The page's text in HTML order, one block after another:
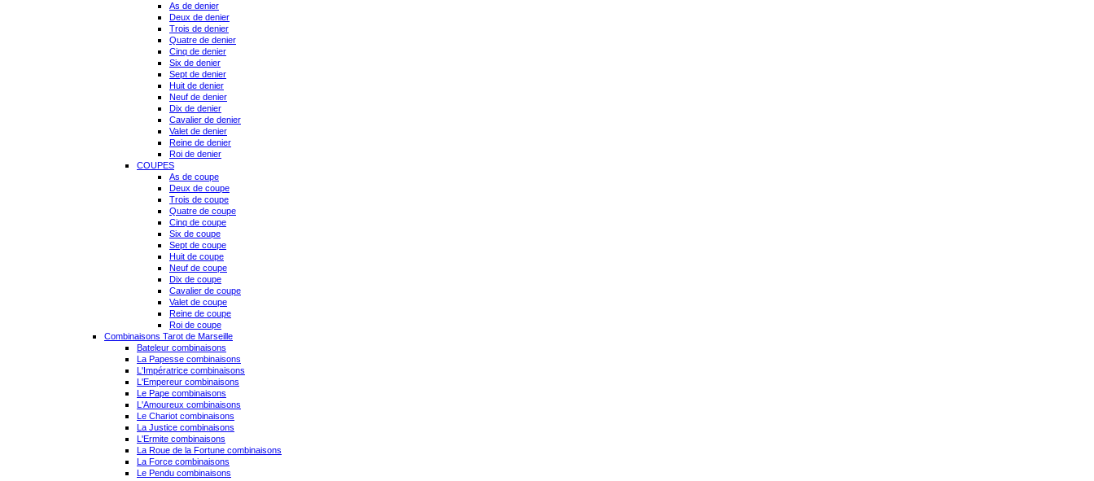
As de denier
Deux de denier
Trois de denier
Quatre de denier
Cinq de denier
Six de denier
Sept de denier
Huit de denier
Neuf de denier
Dix de denier
Cavalier de denier
Valet de denier
Reine de denier
Roi de denier
COUPES
As de coupe
Deux de coupe
Trois de coupe
Quatre de coupe
Cinq de coupe
Six de coupe
Sept de coupe
Huit de coupe
Neuf de coupe
Dix de coupe
Cavalier de coupe
Valet de coupe
Reine de coupe
Roi de coupe
Combinaisons Tarot de Marseille
Bateleur combinaisons
La Papesse combinaisons
L'Impératrice combinaisons
L'Empereur combinaisons
Le Pape combinaisons
L'Amoureux combinaisons
Le Chariot combinaisons
La Justice combinaisons
L'Ermite combinaisons
La Roue de la Fortune combinaisons
La Force combinaisons
Le Pendu combinaisons